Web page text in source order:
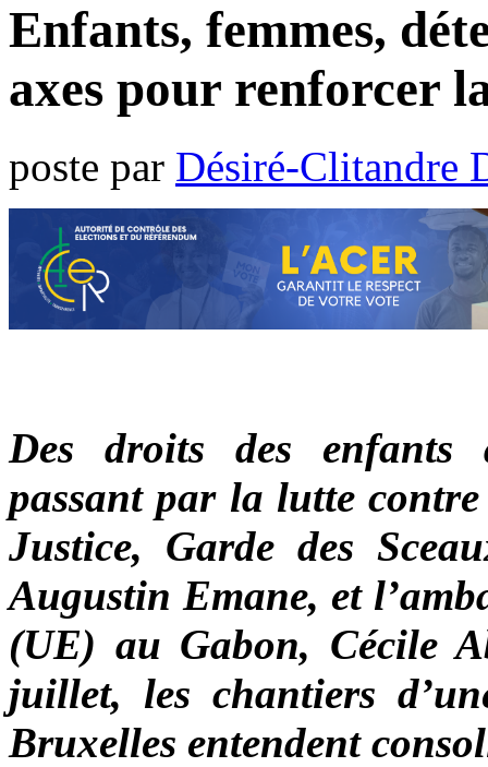
Enfants, femmes,
axes pour renforcer
poste par Désiré-Clitandre
Des droits des enfants
passant par la lutte
Justice, Garde des
Augustin Emane, et
(UE) au Gabon, Cécile
juillet, les chantiers
Bruxelles entendent